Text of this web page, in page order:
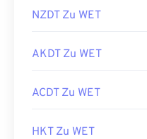
NZDT Zu WET
AKDT Zu WET
ACDT Zu WET
HKT Zu WET